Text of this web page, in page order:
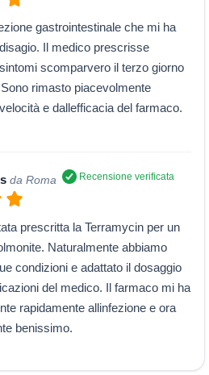
gastrointestinale che mi ha
Il medico prescrisse
scomparvero il terzo giorno
rimasto piacevolmente
e dallefficacia del farmaco.
da Roma Recensione verificata
prescritta la Terramycin per un
Naturalmente abbiamo
condizioni e adattato il dosaggio
del medico. Il farmaco mi ha
rapidamente allinfezione e ora
benissimo.